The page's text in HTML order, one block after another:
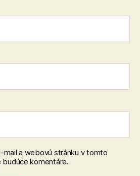
mail a webovú stránku v tomto
budúce komentáre.